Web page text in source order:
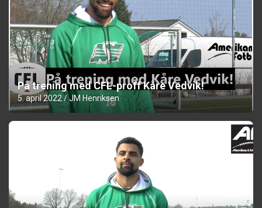
På trening med CFL-proff Kåre Vedvik!
5. april 2022 JM Henriksen